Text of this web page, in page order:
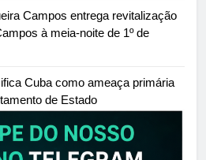
Campos entrega revitalização
à meia-noite de 1º de
Cuba como ameaça primária
de Estado